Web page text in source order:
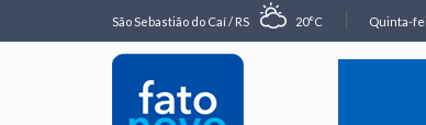
São Sebastião do Caí / RS 20°C Quinta-